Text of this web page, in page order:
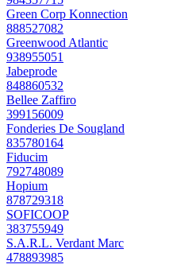
Green Corp Konnection
888527082
Greenwood Atlantic
938955051
Jabeprode
848860532
Bellee Zaffiro
399156009
Fonderies De Sougland
835780164
Fiducim
792748089
Hopium
878729318
SOFICOOP
383755949
S.A.R.L. Verdant Marc
478893985